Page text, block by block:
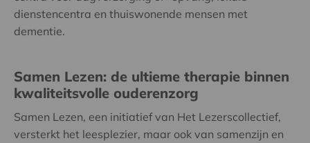
dienstencentra en thuiswonende mensen met
dementie.
Samen Lezen: de ultieme therapie binnen
kwaliteitsvolle ouderenzorg
Samen Lezen, een initiatief van Het Lezerscollectief,
versterkt het leesplezier, maar ook van samenzijn en